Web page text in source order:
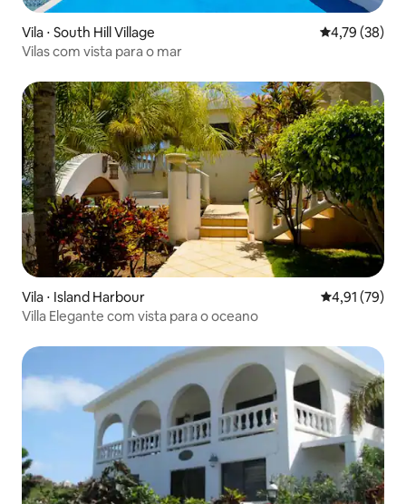
Vila ⋅ South Hill Village 4,79 de uma
4,79 (38)
Vilas com vista para o mar
Vila ⋅ Island Harbour 4,91 de uma
4,91 (79)
Villa Elegante com vista para o oceano